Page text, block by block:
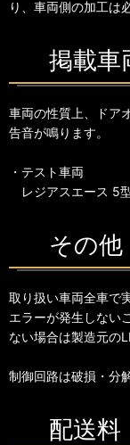
り、車両側の加工は
掲載車
車両の性質上、ドア
告音が鳴ります。
・テスト車両
レジアスエース 5
その他
取り扱い車両全車で
エラーが発生しない
ない場合は製造元の
制御回路は破損・分
配送料